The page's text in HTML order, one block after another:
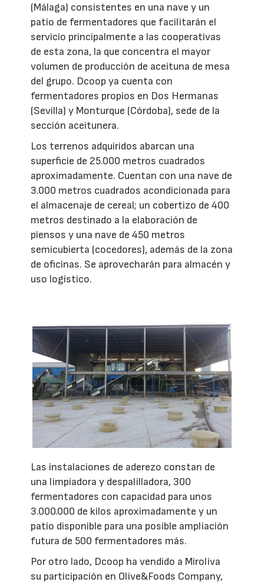
(Málaga) consistentes en una nave y un
patio de fermentadores que facilitarán el
servicio principalmente a las cooperativas
de esta zona, la que concentra el mayor
volumen de producción de aceituna de mesa
del grupo. Dcoop ya cuenta con
fermentadores propios en Dos Hermanas
(Sevilla) y Monturque (Córdoba), sede de la
sección aceitunera.
Los terrenos adquiridos abarcan una
superficie de 25.000 metros cuadrados
aproximadamente. Cuentan con una nave de
3.000 metros cuadrados acondicionada para
el almacenaje de cereal; un cobertizo de 400
metros destinado a la elaboración de
piensos y una nave de 450 metros
semicubierta (cocedores), además de la zona
de oficinas. Se aprovecharán para almacén y
uso logístico.
Las instalaciones de aderezo constan de
una limpiadora y despalilladora, 300
fermentadores con capacidad para unos
3.000.000 de kilos aproximadamente y un
patio disponible para una posible ampliación
futura de 500 fermentadores más.
Por otro lado, Dcoop ha vendido a Miroliva
su participación en Olive&Foods Company,